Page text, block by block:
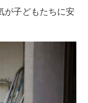
が子どもたちに安